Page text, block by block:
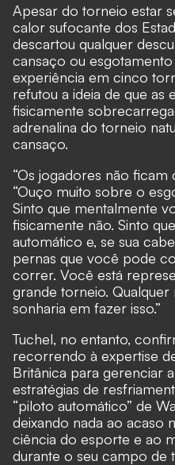
Apesar do torneio estar
calor sufocante dos
descartou qualquer
cansaço ou
experiência em cinco
refutou a ideia de que as
fisicamente
adrenalina do torneio
cansaço.
“Os jogadores não ficam
“Ouço muito sobre o
Sinto que mentalmente
fisicamente não. Sinto
automático e, se sua
pernas que você pode
correr. Você está
grande torneio.
sonharia em fazer isso.”
Tuchel, no entanto,
recorrendo à expertise
Britânica para gerenciar
estratégias de
“piloto automático” de
deixando nada ao acaso
ciência do esporte e ao
durante o seu campo de